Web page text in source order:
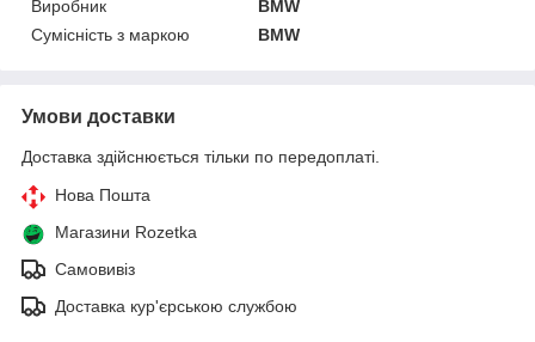
Виробник
BMW
Сумісність з маркою
BMW
Умови доставки
Доставка здійснюється тільки по передоплаті.
Нова Пошта
Магазини Rozetka
Самовивіз
Доставка кур'єрською службою